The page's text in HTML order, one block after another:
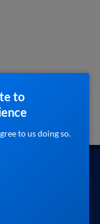
to
to us doing so.